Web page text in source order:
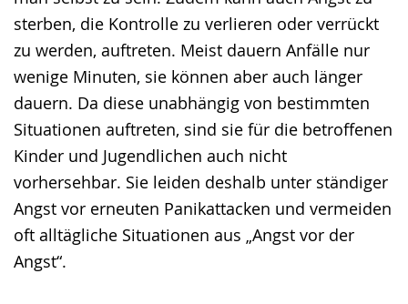
sterben, die Kontrolle zu verlieren oder verrückt
zu werden, auftreten. Meist dauern Anfälle nur
wenige Minuten, sie können aber auch länger
dauern. Da diese unabhängig von bestimmten
Situationen auftreten, sind sie für die betroffenen
Kinder und Jugendlichen auch nicht
vorhersehbar. Sie leiden deshalb unter ständiger
Angst vor erneuten Panikattacken und vermeiden
oft alltägliche Situationen aus „Angst vor der
Angst“.